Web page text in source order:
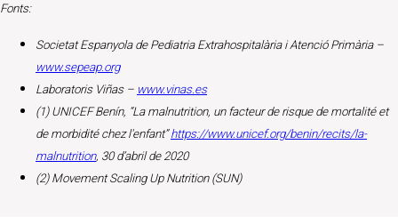
Fonts:
Societat Espanyola de Pediatria Extrahospitalària i Atenció Primària –
www.sepeap.org
Laboratoris Viñas – www.vinas.es
(1) UNICEF Benín, “La malnutrition, un facteur de risque de mortalité et
de morbidité chez l'enfant”https://www.unicef.org/benin/recits/la-
malnutrition, 30 d’abril de 2020
(2) Movement Scaling Up Nutrition (SUN)